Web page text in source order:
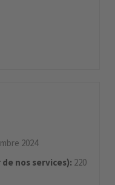
2024
nos services): 220